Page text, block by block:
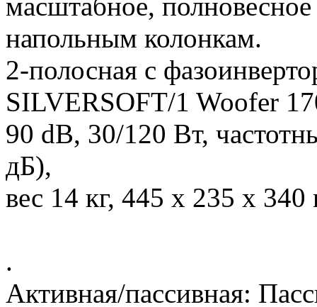
напольным колонкам.
2-полосная с
SILVERSOFT/1 Woofer
90 dB, 30/120 Вт,
дБ),
вес 14 кг, 445 x 235 x
.
Активная/пассивная: